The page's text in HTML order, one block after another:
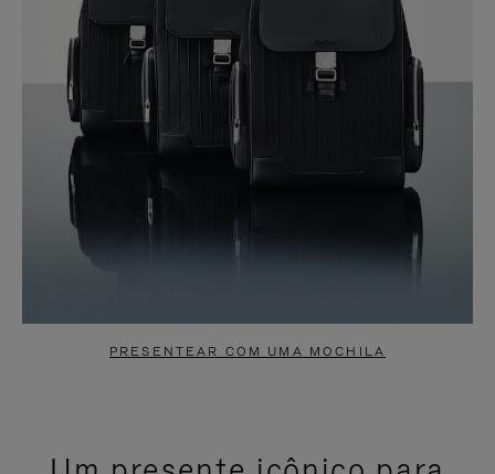
PRESENTEAR COM UMA MOCHILA